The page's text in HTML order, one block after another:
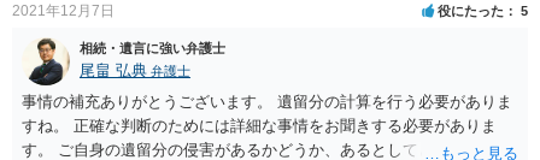
2021年12月7日 役にたった 5
相続・遺言に強い弁護士
尾畠 弘典 弁護士
事情の補充ありがとうございます。 遺留分の計算を行う必要がありま
すね。 正確な判断のためには詳細な事情をお聞きする必要がありま
す。 ご自身の遺留分の侵害があるかどうか、あるとしてどの程度の金